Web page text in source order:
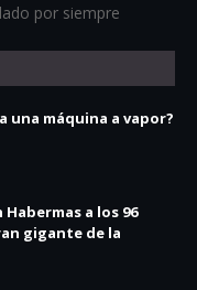
por siempre
una máquina a vapor?
a los 96
gigante de la